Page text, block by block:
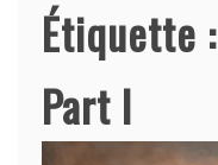
Étiquette :
Part I